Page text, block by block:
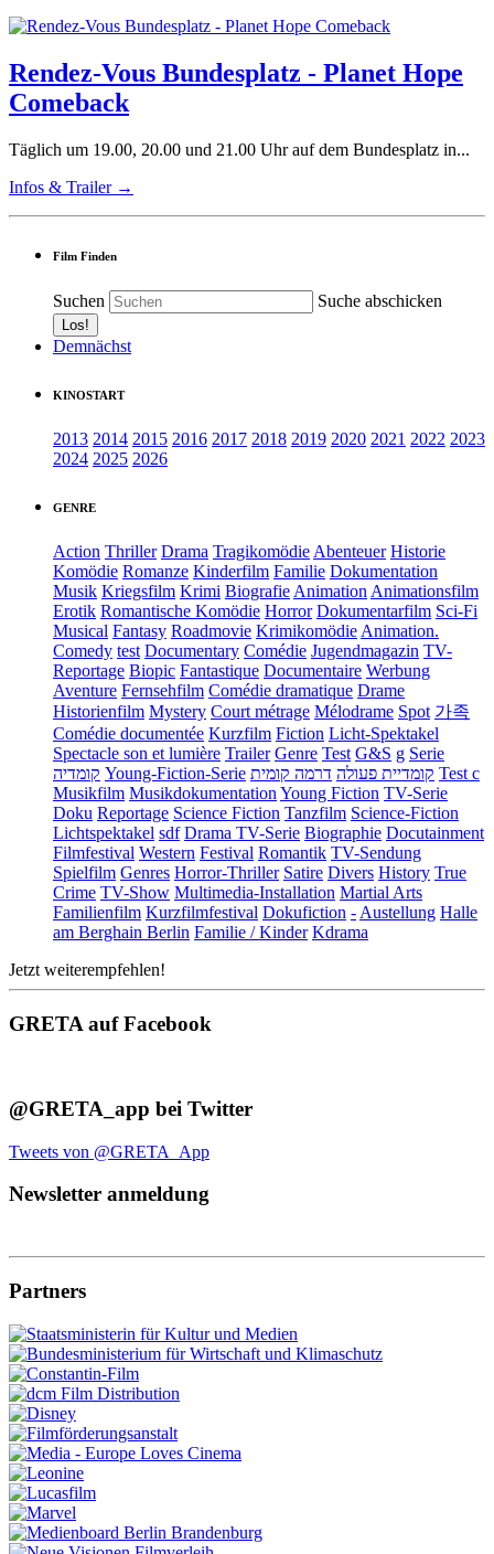
Rendez-Vous Bundesplatz - Planet Hope
Comeback
Täglich um 19.00, 20.00 und 21.00 Uhr auf dem Bundesplatz in...
Infos & Trailer →
Film Finden
Suchen Suche abschicken
Demnächst
KINOSTART
2013 2014 2015 2016 2017 2018 2019 2020 2021 2022 2023
2024 2025 2026
GENRE
Action Thriller Drama Tragikomödie Abenteuer Historie
Komödie Romanze Kinderfilm Familie Dokumentation
Musik Kriegsfilm Krimi Biografie Animation Animationsfilm
Erotik Romantische Komödie Horror Dokumentarfilm Sci-Fi
Musical Fantasy Roadmovie Krimikomödie Animation.
Comedy test Documentary Comédie Jugendmagazin TV-
Reportage Biopic Fantastique Documentaire Werbung
Aventure Fernsehfilm Comédie dramatique Drame
Historienfilm Mystery Court métrage Mélodrame Spot 가족
Comédie documentée Kurzfilm Fiction Licht-Spektakel
Spectacle son et lumière Trailer Genre Test G&S g Serie
קומדיה Young-Fiction-Serie קומדיית פעולה דרמה קומית
Test c
Musikfilm Musikdokumentation Young Fiction TV-Serie
Doku Reportage Science Fiction Tanzfilm Science-Fiction
Lichtspektakel sdf Drama TV-Serie Biographie Docutainment
Filmfestival Western Festival Romantik TV-Sendung
Spielfilm Genres Horror-Thriller Satire Divers History True
Crime TV-Show Multimedia-Installation Martial Arts
Familienfilm Kurzfilmfestival Dokufiction - Austellung Halle
am Berghain Berlin Familie / Kinder Kdrama
Jetzt weiterempfehlen!
GRETA auf Facebook
@GRETA_app bei Twitter
Tweets von @GRETA_App
Newsletter anmeldung
Partners